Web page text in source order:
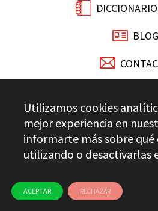
BLOG
Stayer.es ©
CONTROL DE CALIDAD
PRIVACIDAD
CANAL ÉTICO
Utilizamos cookies
mejor experiencia en
informarte más sobre qué
utilizando o desactivarlas
ACEPTAR RECHAZAR